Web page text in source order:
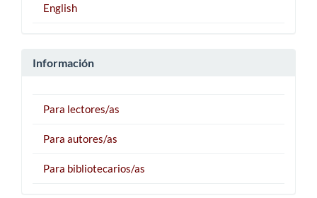
English
Información
Para lectores/as
Para autores/as
Para bibliotecarios/as